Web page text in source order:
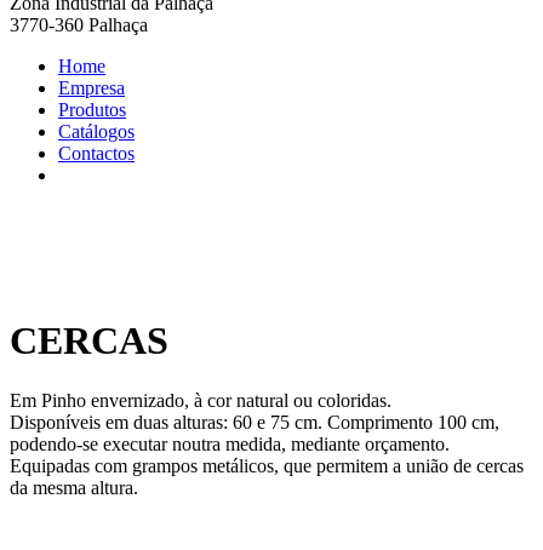
3770-360 Palhaça
Home
Empresa
Produtos
Catálogos
Contactos
CERCAS
Em Pinho envernizado, à cor natural ou coloridas.
Disponíveis em duas alturas: 60 e 75 cm. Comprimento 100 cm,
podendo-se executar noutra medida, mediante orçamento.
Equipadas com grampos metálicos, que permitem a união de cercas
da mesma altura.